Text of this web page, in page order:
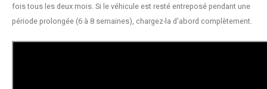
fois tous les deux mois. Si le véhicule est resté entreposé pendant une
période prolongée (6 à 8 semaines), chargez-la d'abord complètement.